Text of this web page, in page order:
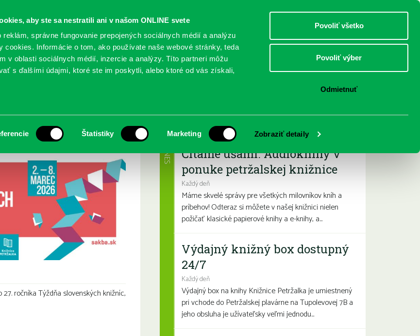
aby ste sa nestratili ani v našom ONLINE svete
reklám, správne fungovanie prepojených sociálnych médií a analýzu
cookies. Informácie o tom, ako používate naše webové stránky, teda
v oblasti sociálnych médií, inzercie a analýzy. Títo partneri môžu
s ďalšími údajmi, ktoré ste im poskytli, alebo ktoré od vás získali,
Štatistiky Marketing Zobraziť detaily
Povoliť všetko
Povoliť výber
Odmietnuť
DOSPELÍ
SLUŽBY PODUJATIA POBOČKY O KNIŽNICI
ročníka Týždňa slovenských knižníc,
Najbližšie podujatia
Čítame ušami. Audioknihy v
ponuke petržalskej knižnice
Každý deň
Máme skvelé správy pre všetkých milovníkov kníh a
príbehov! Odteraz si môžete v našej knižnici nielen
požičať klasické papierové knihy a e-knihy, a...
DNES
Výdajný knižný box dostupný
24/7
Každý deň
Výdajný box na knihy Knižnice Petržalka je umiestnený
pri vchode do Petržalskej plavárne na Tupolevovej 7B a
jeho obsluha je užívateľsky veľmi jednodu...